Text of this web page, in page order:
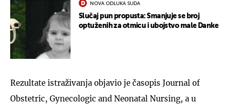
NOVA ODLUKA SUDA
Slučaj pun propusta: Smanjuje se broj
optuženih za otmicu i ubojstvo male Danke
Rezultate istraživanja objavio je časopis Journal of
Obstetric, Gynecologic and Neonatal Nursing, a u